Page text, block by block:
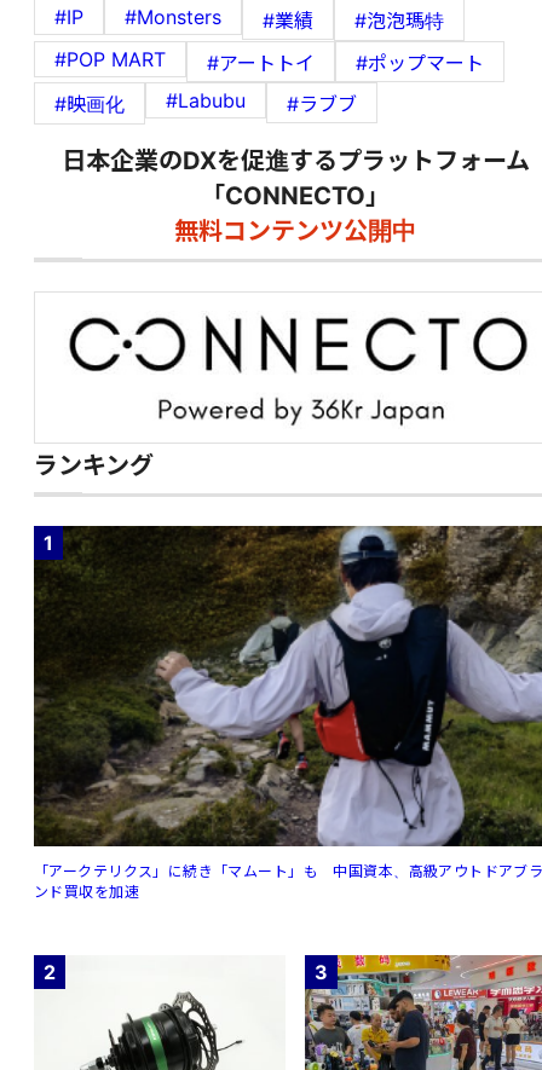
#IP #Monsters #業績
#泡泡瑪特
#POP MART
#アートトイ
#ポップマート
#映画化
#Labubu #ラブブ
日本企業のDXを促進するプラットフォーム
「CONNECTO」
無料コンテンツ公開中
ランキング
1
「アークテリクス」に続き「マムート」も 中国資本、高級アウトドアブ
ンド買収を加速
2 3